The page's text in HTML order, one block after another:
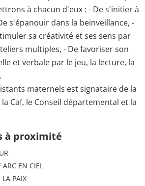
à chacun d'eux : - De s'initier à
s'épanouir dans la beinveillance, -
sa créativité et ses sens par
multiples, - De favoriser son
et verbale par le jeu, la lecture, la
maternels est signataire de la
Caf, le Conseil départemental et la
à proximité
ARC EN CIEL
LA PAIX